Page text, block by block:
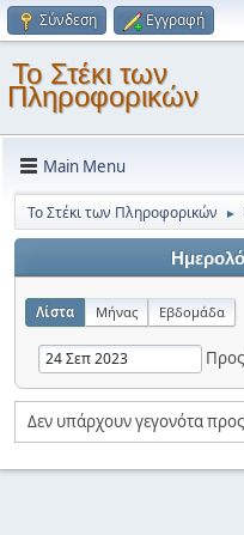
Σύνδεση Εγγραφή
Το Στέκι των
Πληροφορικών
Main Menu
Το Στέκι των Πληροφορικών ►
Λίστα Μήνας Εβδομάδα
Προς
Δεν υπάρχουν γεγονότα